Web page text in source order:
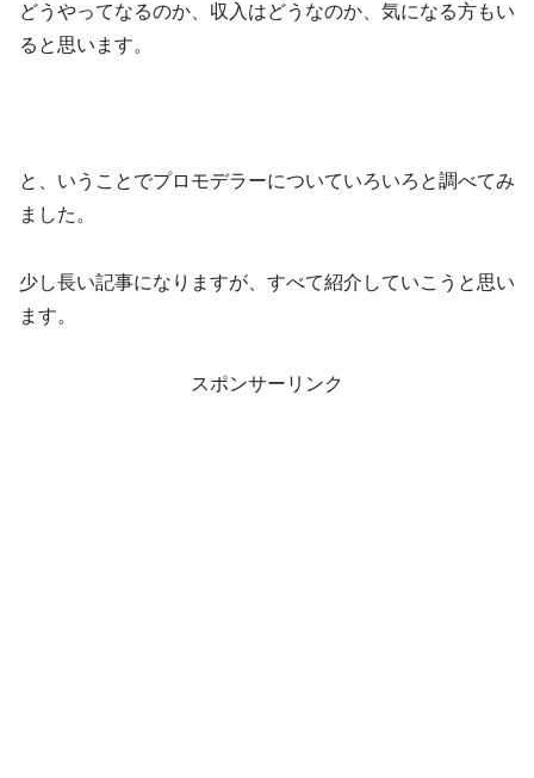
どうやってなるのか、収入はどうなのか、気になる方もい
ると思います。
と、いうことでプロモデラーについていろいろと調べてみ
ました。
少し長い記事になりますが、すべて紹介していこうと思い
ます。
スポンサーリンク